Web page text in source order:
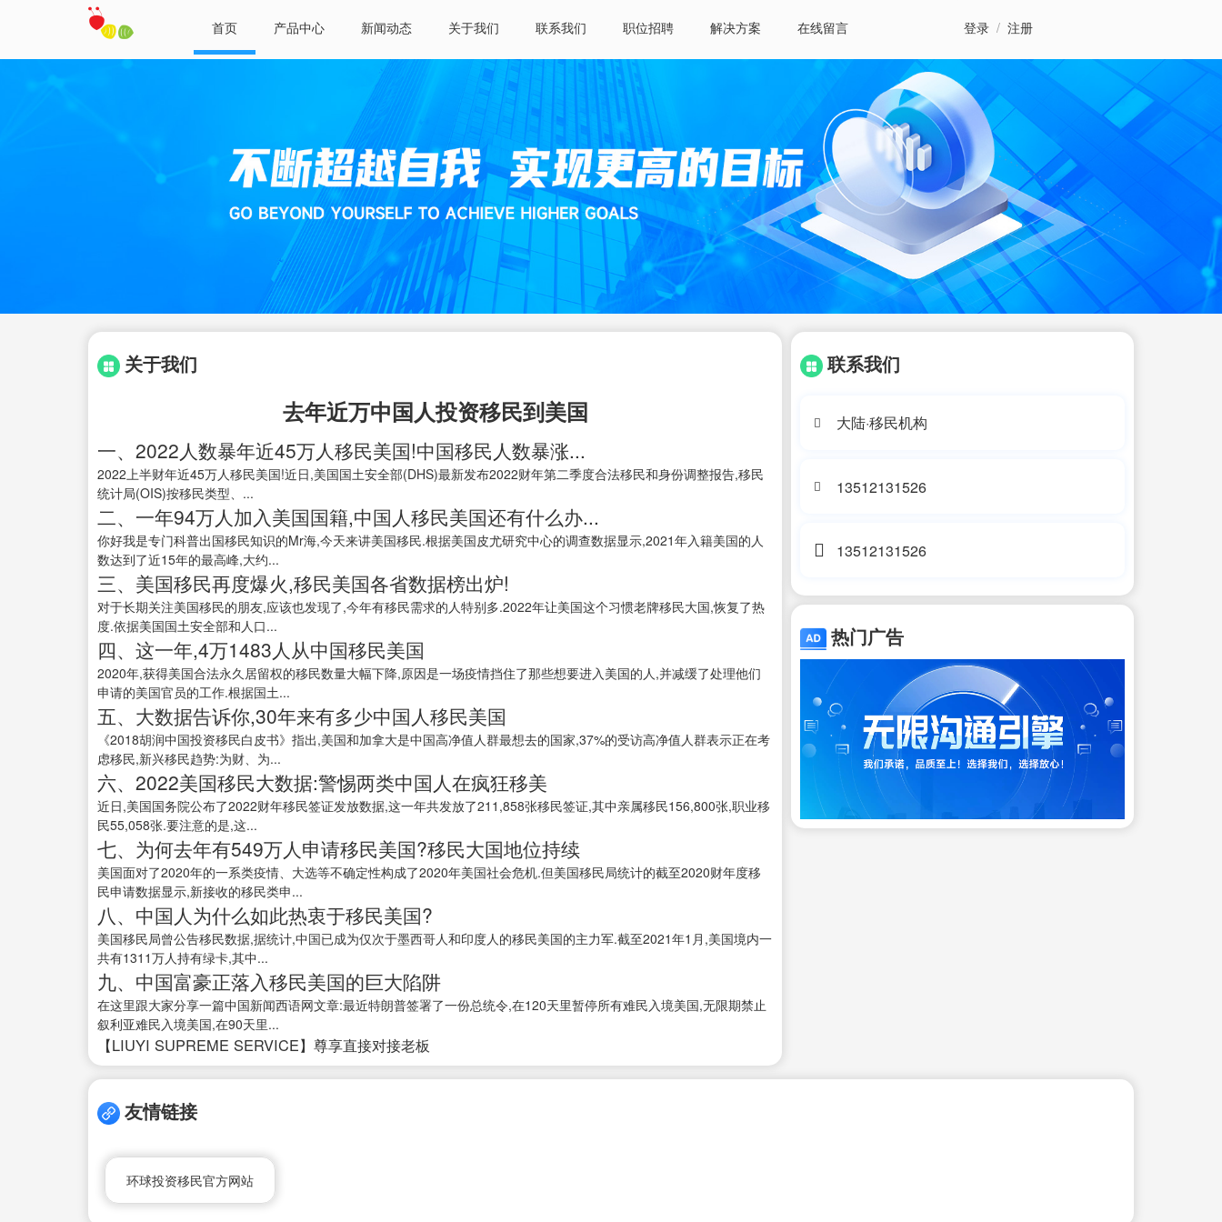
首页 产品中心 新闻动态 关于我们 联系我们 职位招聘 解决方案 在线留言 登录 / 注册
关于我们
去年近万中国人投资移民到美国
一、2022人数暴年近45万人移民美国!中国移民人数暴涨...
2022上半财年近45万人移民美国!近日,美国国土安全部(DHS)最新发布2022财年第二季度合法移民和身份调整报告,移民
统计局(OIS)按移民类型、...
二、一年94万人加入美国国籍,中国人移民美国还有什么办...
你好我是专门科普出国移民知识的Mr海,今天来讲美国移民.根据美国皮尤研究中心的调查数据显示,2021年入籍美国的人
数达到了近15年的最高峰,大约...
三、美国移民再度爆火,移民美国各省数据榜出炉!
对于长期关注美国移民的朋友,应该也发现了,今年有移民需求的人特别多.2022年让美国这个习惯老牌移民大国,恢复了热
度.依据美国国土安全部和人口...
四、这一年,4万1483人从中国移民美国
2020年,获得美国合法永久居留权的移民数量大幅下降,原因是一场疫情挡住了那些想要进入美国的人,并减缓了处理他们
申请的美国官员的工作.根据国土...
五、大数据告诉你,30年来有多少中国人移民美国
《2018胡润中国投资移民白皮书》指出,美国和加拿大是中国高净值人群最想去的国家,37%的受访高净值人群表示正在考
虑移民,新兴移民趋势:为财、为...
六、2022美国移民大数据:警惕两类中国人在疯狂移美
近日,美国国务院公布了2022财年移民签证发放数据,这一年共发放了211,858张移民签证,其中亲属移民156,800张,职业移
民55,058张.要注意的是,这...
七、为何去年有549万人申请移民美国?移民大国地位持续
美国面对了2020年的一系类疫情、大选等不确定性构成了2020年美国社会危机.但美国移民局统计的截至2020财年度移
民申请数据显示,新接收的移民类申...
八、中国人为什么如此热衷于移民美国?
美国移民局曾公告移民数据,据统计,中国已成为仅次于墨西哥人和印度人的移民美国的主力军.截至2021年1月,美国境内一
共有1311万人持有绿卡,其中...
九、中国富豪正落入移民美国的巨大陷阱
在这里跟大家分享一篇中国新闻西语网文章:最近特朗普签署了一份总统令,在120天里暂停所有难民入境美国,无限期禁止
叙利亚难民入境美国,在90天里...
【LIUYI SUPREME SERVICE】尊享直接对接老板
联系我们
大陆·移民机构
13512131526
13512131526
热门广告
友情链接
环球投资移民官方网站